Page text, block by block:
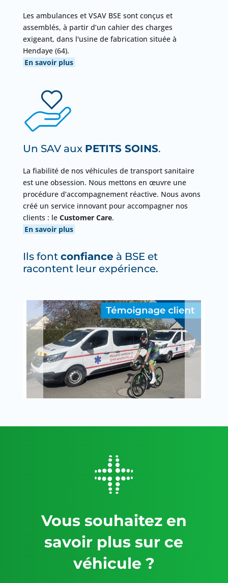
Les ambulances et VSAV BSE sont conçus et
assemblés, à partir d’un cahier des charges
exigeant, dans l'usine de fabrication située à
Hendaye (64).
En savoir plus
Un SAV aux PETITS SOINS.
La fiabilité de nos véhicules de transport sanitaire
est une obsession. Nous mettons en œuvre une
procédure d’accompagnement réactive. Nous avons
créé un service innovant pour accompagner nos
clients : le Customer Care.
En savoir plus
Ils font confiance à BSE et
racontent leur expérience.
Vous souhaitez en
savoir plus sur ce
véhicule ?